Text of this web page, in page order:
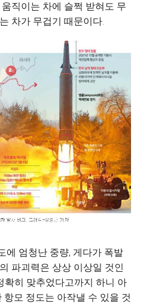
직이는 차에 슬쩍 받혀도 무
차가 무겁기 때문이다.
에 엄청난 중량, 게다가 폭발
파괴력은 상상 이상일 것인
확히 맞추었다고까지 하니 아
모 정도는 아작낼 수 있을 것